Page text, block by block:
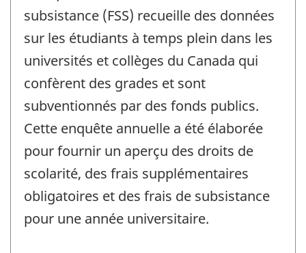
subsistance (FSS) recueille des données
sur les étudiants à temps plein dans les
universités et collèges du Canada qui
confèrent des grades et sont
subventionnés par des fonds publics.
Cette enquête annuelle a été élaborée
pour fournir un aperçu des droits de
scolarité, des frais supplémentaires
obligatoires et des frais de subsistance
pour une année universitaire.